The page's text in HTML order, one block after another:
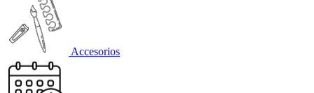
Accesorios